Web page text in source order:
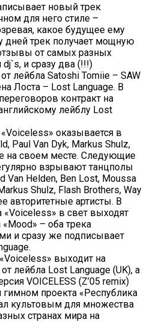
новый трек
для него стиле –
какое будущее ему
дней трек получает мощную
от самых разных
и сразу два (!!!)
лейбла Satoshi Tomiie – SAW
Лоста – Lost Language. В
контракт на
лейблу Lost
оказывается в
Paul Van Dyk, Markus Shulz,
на своем месте. Следующие
взрывают танцполы
Van Helden, Ben Lost, Moussa
Shulz, Flash Brothers, Way
авторитетные артисты. В
«Voiceless» в свет выходят
– оба трека
и сразу же подписывает
выходит на
лейбла Lost Language (UK), а
VOICELESS (Z’05 remix)
проекта «Республика
культовым для множества
странах мира на